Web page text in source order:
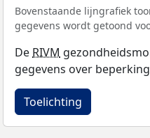
Bovenstaande lijngrafiek
gegevens wordt getoond
De RIVM
gegevens over
Toelichting